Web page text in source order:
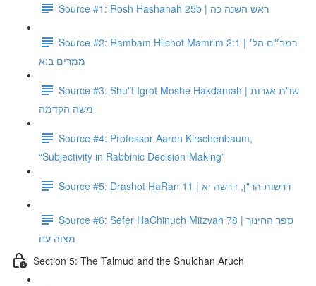
Source #1: Rosh Hashanah 25b | ראש השנה כה
Source #2: Rambam Hilchot Mamrim 2:1 | רמב״ם הל׳
ממרים ב:א
Source #3: Shu"t Igrot Moshe Hakdamah | שו"ת אגרות
משה הקדמה
Source #4: Professor Aaron Kirschenbaum,
“Subjectivity in Rabbinic Decision-Making”
Source #5: Drashot HaRan 11 | דרשות הר"ן, דרשה יא
Source #6: Sefer HaChinuch Mitzvah 78 | ספר החינוך
מצוה עח
Section 5: The Talmud and the Shulchan Aruch